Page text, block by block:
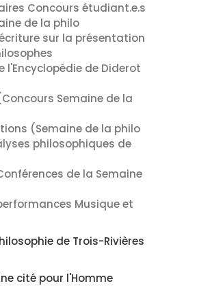
Concours étudiant.e.s
de la philo
sur la présentation
l'Encyclopédie de Diderot
Semaine de la
(Semaine de la philo
philosophiques de
de la Semaine
Musique et
de Trois-Rivières
cité pour l'Homme